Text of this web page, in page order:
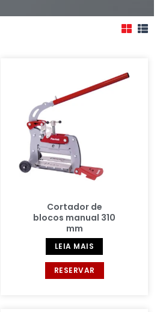
Cortador de
blocos manual 310
mm
LEIA MAIS
RESERVAR